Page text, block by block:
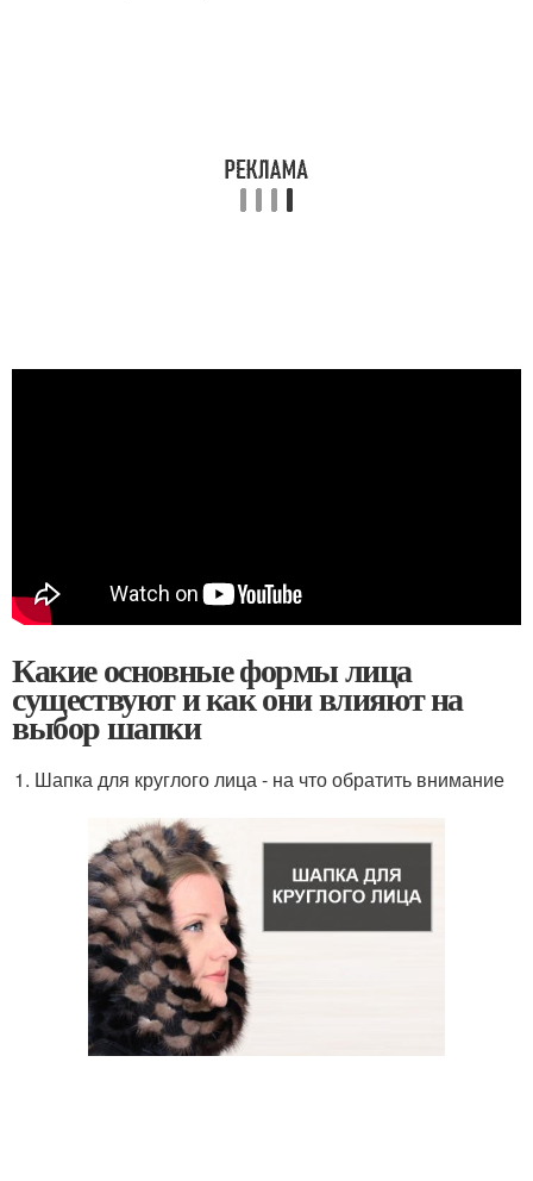
Какие основные формы лица
существуют и как они влияют на
выбор шапки
Шапка для круглого лица - на что обратить внимание